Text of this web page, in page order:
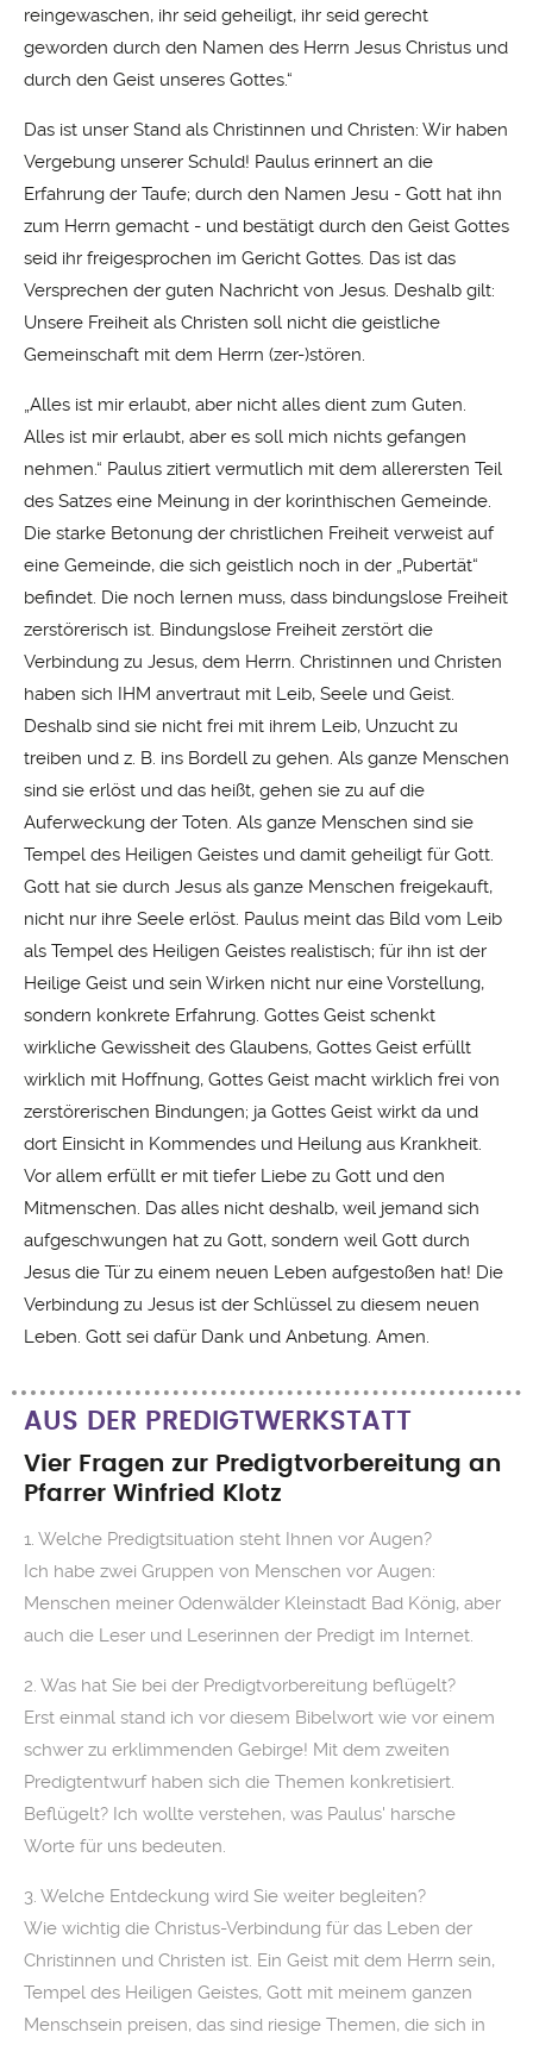
reingewaschen, ihr seid geheiligt, ihr seid gerecht
geworden durch den Namen des Herrn Jesus Christus und
durch den Geist unseres Gottes.“
Das ist unser Stand als Christinnen und Christen: Wir haben
Vergebung unserer Schuld! Paulus erinnert an die
Erfahrung der Taufe; durch den Namen Jesu - Gott hat ihn
zum Herrn gemacht - und bestätigt durch den Geist Gottes
seid ihr freigesprochen im Gericht Gottes. Das ist das
Versprechen der guten Nachricht von Jesus. Deshalb gilt:
Unsere Freiheit als Christen soll nicht die geistliche
Gemeinschaft mit dem Herrn (zer-)stören.
„Alles ist mir erlaubt, aber nicht alles dient zum Guten.
Alles ist mir erlaubt, aber es soll mich nichts gefangen
nehmen.“ Paulus zitiert vermutlich mit dem allerersten Teil
des Satzes eine Meinung in der korinthischen Gemeinde.
Die starke Betonung der christlichen Freiheit verweist auf
eine Gemeinde, die sich geistlich noch in der „Pubertät“
befindet. Die noch lernen muss, dass bindungslose Freiheit
zerstörerisch ist. Bindungslose Freiheit zerstört die
Verbindung zu Jesus, dem Herrn. Christinnen und Christen
haben sich IHM anvertraut mit Leib, Seele und Geist.
Deshalb sind sie nicht frei mit ihrem Leib, Unzucht zu
treiben und z. B. ins Bordell zu gehen. Als ganze Menschen
sind sie erlöst und das heißt, gehen sie zu auf die
Auferweckung der Toten. Als ganze Menschen sind sie
Tempel des Heiligen Geistes und damit geheiligt für Gott.
Gott hat sie durch Jesus als ganze Menschen freigekauft,
nicht nur ihre Seele erlöst. Paulus meint das Bild vom Leib
als Tempel des Heiligen Geistes realistisch; für ihn ist der
Heilige Geist und sein Wirken nicht nur eine Vorstellung,
sondern konkrete Erfahrung. Gottes Geist schenkt
wirkliche Gewissheit des Glaubens, Gottes Geist erfüllt
wirklich mit Hoffnung, Gottes Geist macht wirklich frei von
zerstörerischen Bindungen; ja Gottes Geist wirkt da und
dort Einsicht in Kommendes und Heilung aus Krankheit.
Vor allem erfüllt er mit tiefer Liebe zu Gott und den
Mitmenschen. Das alles nicht deshalb, weil jemand sich
aufgeschwungen hat zu Gott, sondern weil Gott durch
Jesus die Tür zu einem neuen Leben aufgestoßen hat! Die
Verbindung zu Jesus ist der Schlüssel zu diesem neuen
Leben. Gott sei dafür Dank und Anbetung. Amen.
AUS DER PREDIGTWERKSTATT
Vier Fragen zur Predigtvorbereitung an
Pfarrer Winfried Klotz
1. Welche Predigtsituation steht Ihnen vor Augen?
Ich habe zwei Gruppen von Menschen vor Augen:
Menschen meiner Odenwälder Kleinstadt Bad König, aber
auch die Leser und Leserinnen der Predigt im Internet.
2. Was hat Sie bei der Predigtvorbereitung beflügelt?
Erst einmal stand ich vor diesem Bibelwort wie vor einem
schwer zu erklimmenden Gebirge! Mit dem zweiten
Predigtentwurf haben sich die Themen konkretisiert.
Beflügelt? Ich wollte verstehen, was Paulus' harsche
Worte für uns bedeuten.
3. Welche Entdeckung wird Sie weiter begleiten?
Wie wichtig die Christus-Verbindung für das Leben der
Christinnen und Christen ist. Ein Geist mit dem Herrn sein,
Tempel des Heiligen Geistes, Gott mit meinem ganzen
Menschsein preisen, das sind riesige Themen, die sich in